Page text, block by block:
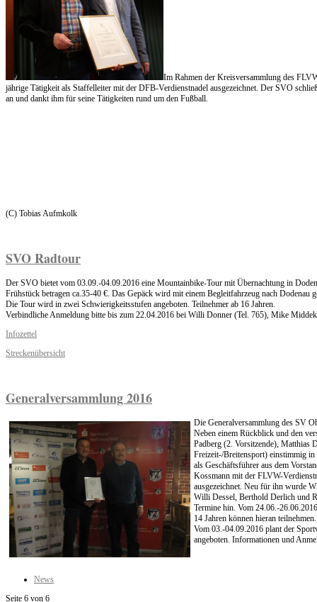
Im Rahmen der Kreisversammlung des
jährige Tätigkeit als Staffelleiter mit der DFB-Verdienstnadel ausgezeichnet. Der SVO
an und dankt ihm für seine Tätigkeiten rund um den Fußball.
(C) Tobias Aufmkolk
SVO Radtour
Der SVO bietet vom 03.09.-04.09.2016 eine Mountainbike-Tour mit Übernachtung in
Frühstück betragen ca.35-40 €. Das Gepäck wird mit einem Begleitfahrzeug nach Dodenau
Die Tour wird in zwei Schwierigkeitsstufen angeboten. Teilnehmer ab 16 Jahren.
Verbindliche Anmeldung bitte bis zum 22.04.2016 bei Willi Donner (Tel. 765), Mike
Infozettel
Streckenübersicht
Generalversammlung 2016
Die Generalversammlung des SV
Neben einem Rückblick und den
Padberg (2. Vorsitzende), Matthias
Freizeit-/Breitensport) einstimmig
als Geschäftsführer aus dem
Kossmann mit der FLVW-
ausgezeichnet. Neu für ihn wurde
Willi Dessel, Berthold Derlich und
Termine hin. Vom 24.06.-
14 Jahren können hieran
Vom 03.-04.09.2016 plant der
angeboten. Informationen und
News
Seite 6 von 6